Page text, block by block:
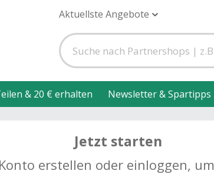
Aktuellste Angebote
& 20 € erhalten Newsletter & Spartipps
Jetzt starten
erstellen oder einloggen, um